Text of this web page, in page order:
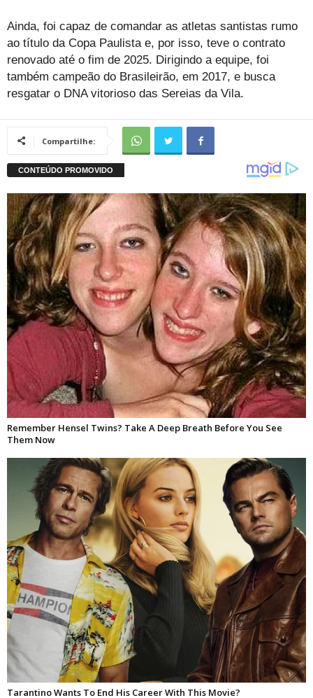
Ainda, foi capaz de comandar as atletas santistas rumo
ao título da Copa Paulista e, por isso, teve o contrato
renovado até o fim de 2025. Dirigindo a equipe, foi
também campeão do Brasileirão, em 2017, e busca
resgatar o DNA vitorioso das Sereias da Vila.
Compartilhe: